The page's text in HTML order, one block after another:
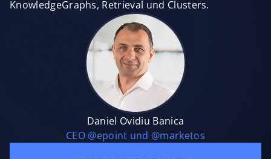
KnowledgeGraphs, Retrieval und Clusters.
Daniel Ovidiu Banica
CEO @epoint und @marketos